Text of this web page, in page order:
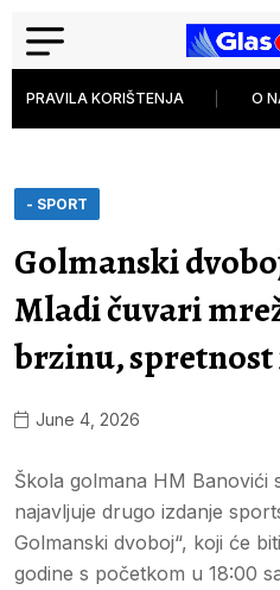
PRAVILA KORIŠTENJA O
- SPORT
Golmanski
Mladi čuvari
brzinu,
June 4, 2026
Škola golmana HM Banovići
najavljuje drugo izdanje
Golmanski dvoboj“, koji će
godine s početkom u 18:00